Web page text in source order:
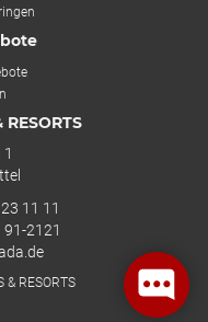
11 11
91-2121
RESORTS